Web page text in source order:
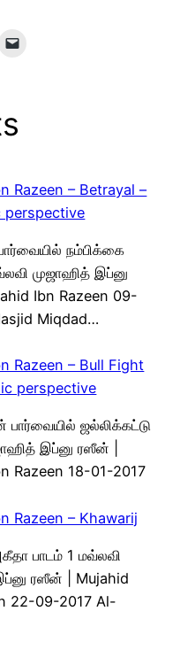
Razeen – Betrayal –
perspective
நம்பிக்கை
முஜாஹித் இப்னு
Ibn Razeen 09-
Miqdad…
Razeen – Bull Fight
perspective
ஜல்லிக்கட்டு
இப்னு ரஸீன் |
Razeen 18-01-2017
Razeen – Khawarij
பாடம் 1 மவ்லவி
ரஸீன் | Mujahid
22-09-2017 Al-